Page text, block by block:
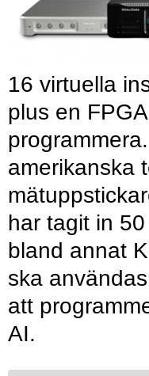
16 virtuella
plus en
amerikanska
har tagit in
bland annat
ska
att
AI.